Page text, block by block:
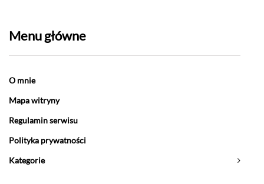
Menu główne
O mnie
Mapa witryny
Regulamin serwisu
Polityka prywatności
Kategorie